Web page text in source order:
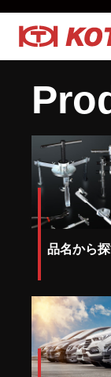
品名から